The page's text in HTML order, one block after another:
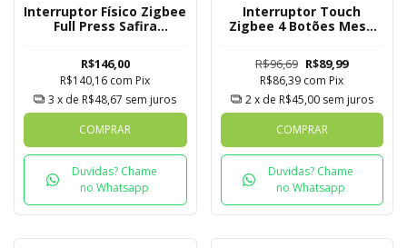
Interruptor Físico Zigbee
Full Press Safira
com Tomada
R$146,00
R$140,16 com Pix
3 x de R$48,67 sem juros
COMPRAR
Duvidas? Chame
no Whatsapp
Interruptor Touch
Zigbee 4 Botões Mesh
R$96,69 R$89,99
R$86,39 com Pix
2x de R$45,00 sem juros
COMPRAR
Duvidas? Chame
no Whatsapp